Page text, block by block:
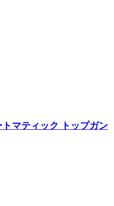
マティック トップガン